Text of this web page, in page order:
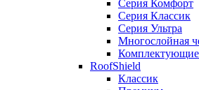
Серия Комфорт
Серия Классик
Серия Ультра
Многослойная
Комплектующие
RoofShield
Классик